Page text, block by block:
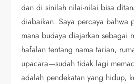
dan di sinilah nilai-nilai bisa
diabaikan. Saya percaya bahwa
mana budaya diajarkan sebagai
hafalan tentang nama tarian,
upacara—sudah tidak lagi
adalah pendekatan yang hidup,